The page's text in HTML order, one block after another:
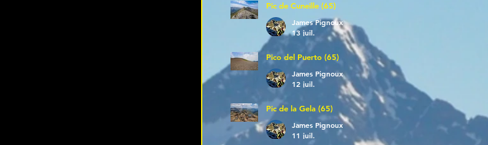
Pic de Cuneille (65)
James Pignoux
13 juil.
Pico del Puerto (65)
James Pignoux
12 juil.
Pic de la Gela (65)
James Pignoux
11 juil.